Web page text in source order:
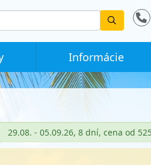
Vyhledat
Informácie